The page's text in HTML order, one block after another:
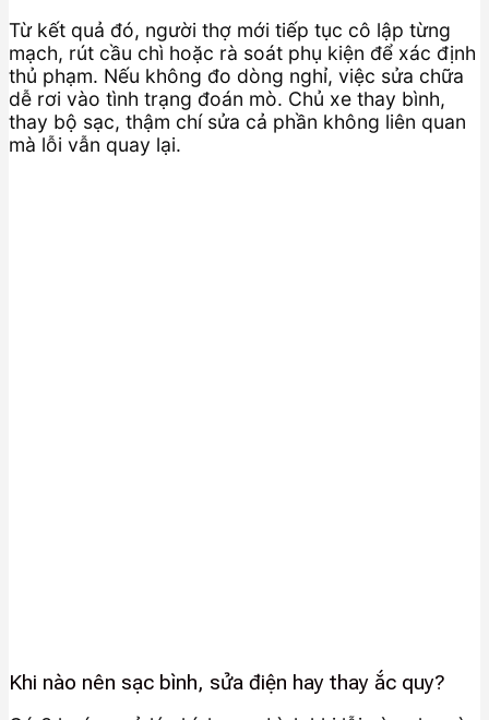
Từ kết quả đó, người thợ mới tiếp tục cô lập từng
mạch, rút cầu chì hoặc rà soát phụ kiện để xác định
thủ phạm. Nếu không đo dòng nghỉ, việc sửa chữa
dễ rơi vào tình trạng đoán mò. Chủ xe thay bình,
thay bộ sạc, thậm chí sửa cả phần không liên quan
mà lỗi vẫn quay lại.
Khi nào nên sạc bình, sửa điện hay thay ắc quy?